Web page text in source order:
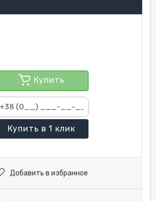
Купить
Купить в 1 клик
Добавить в избранное